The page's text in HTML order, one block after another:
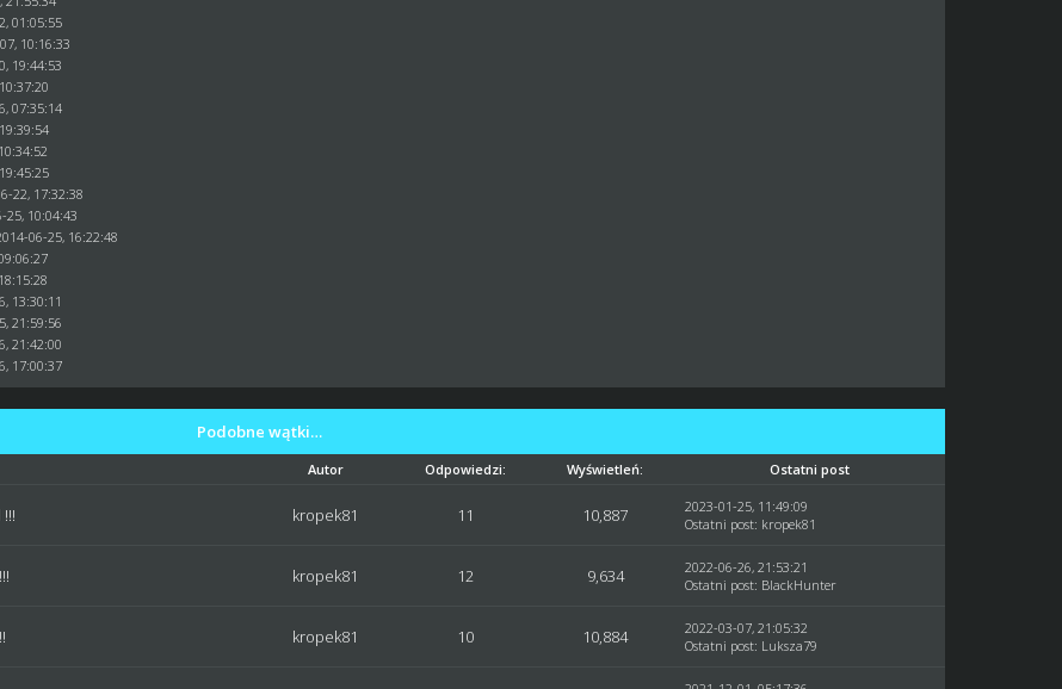
01:05:55
10:16:33
19:44:53
07:35:14
22, 17:32:38
25, 10:04:43
06-25, 16:22:48
13:30:11
21:59:56
21:42:00
17:00:37
Podobne wątki…
Autor Odpowiedzi: Wyświetleń: Ostatni post
kropek81 11 10,887
2023-01-25, 11:49:09
Ostatni post: kropek81
kropek81 12 9,634
2022-06-26, 21:53:21
Ostatni post: BlackHunter
kropek81 10 10,884
2022-03-07, 21:05:32
Ostatni post: Luksza79